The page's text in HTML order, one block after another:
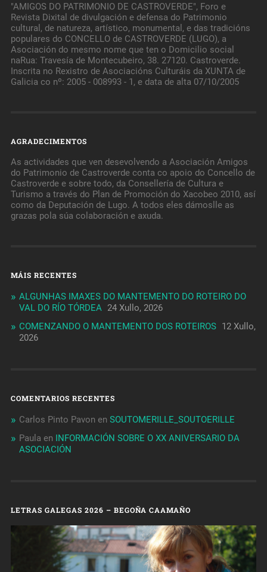
"AMIGOS DO PATRIMONIO DE CASTROVERDE", Foro e
Revista Dixital de divulgación e defensa do Patrimonio
cultural, de natureza, artístico, monumental, e das tradicións
populares do CONCELLO de CASTROVERDE (LUGO), a
Asociación do mesmo nome que ten o Domicilio social
naRua: Travesía de Montecubeiro, 38. 27120. Castroverde.
Inscrita no Rexistro de Asociacións Culturáis da XUNTA de
Galicia co nº: 2005 - 008993 - 1, e data de alta 07/10/2005
AGRADECIMENTOS
As actividades que ven desevolvendo a Asociación Amigos
do Patrimonio de Castroverde conta co apoio do Concello de
Castroverde e sobre todo, da Consellería de Cultura e
Turismo a través do Plan de Promoción do Xacobeo 2010, así
como da Deputación de Lugo. A todos eles dámoslle as
grazas pola súa colaboración e axuda.
MÁIS RECENTES
ALGUNHAS IMAXES DO MANTEMENTO DO ROTEIRO DO
VAL DO RÍO TÓRDEA 24 Xullo, 2026
COMENZANDO O MANTEMENTO DOS ROTEIROS 12 Xullo,
2026
COMENTARIOS RECENTES
Carlos Pinto Pavon en SOUTOMERILLE_SOUTOERILLE
Paula en INFORMACIÓN SOBRE O XX ANIVERSARIO DA
ASOCIACIÓN
LETRAS GALEGAS 2026 – BEGOÑA CAAMAÑO